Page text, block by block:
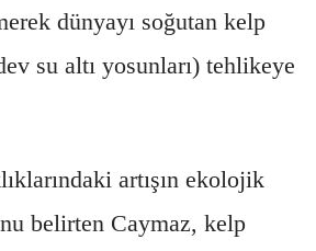
dünyayı soğutan kelp
su altı yosunları) tehlikeye
artışın ekolojik
belirten Caymaz, kelp